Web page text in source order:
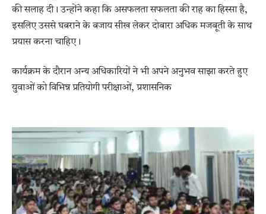
की सलाह दी। उन्होंने कहा कि असफलता सफलता की राह का हिस्सा है,
इसलिए उससे घबराने के बजाय सीख लेकर दोबारा अधिक मजबूती के साथ
प्रयास करना चाहिए।
कार्यक्रम के दौरान अन्य अधिकारियों ने भी अपने अनुभव साझा करते हुए
युवाओं को विभिन्न प्रतियोगी परीक्षाओं, प्रशासनिक